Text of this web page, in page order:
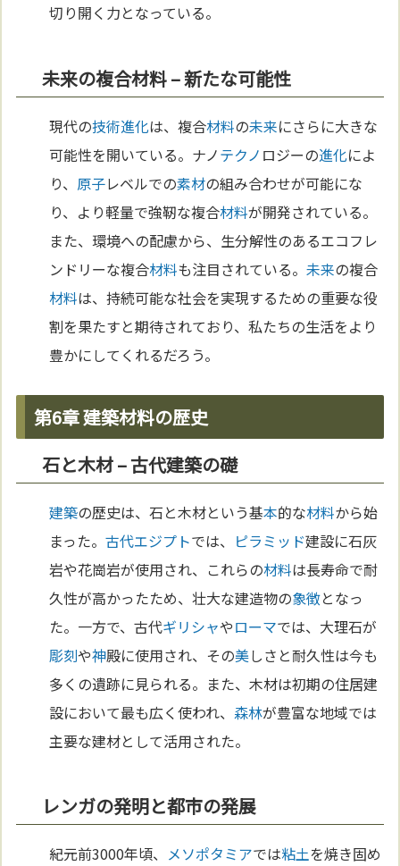
切り開く力となっている。
未来の複合材料 – 新たな可能性
現代の技術進化は、複合材料の未来にさらに大きな
可能性を開いている。ナノテクノ ロジーの進化によ
り、 原子レベルでの素材の組み合わせが可能にな
り、より軽量で強靭な複合材料が開発されている。
また、環境への配慮から、生分解性のあるエコフレ
ンドリーな複合材料も注目されている。未来の複合
材料は、持続可能な社会を実現するための重要な役
割を果たすと期待されており、私たちの生活をより
豊かにしてくれるだろう。
第6章 建築材料の歴史
石と木材 – 古代建築の礎
建築の歴史は、石と木材という基本的な材料から始
まった。古代エジプトでは、 ピラミッド建設に石灰
岩や花崗岩が使用され、これらの材料は長寿命で耐
久性が高かったため、壮大な建造物の象徴となっ
た。一方で、古代ギリシャやローマでは、大理石が
彫刻や神殿に使用され、その美しさと耐久性は今も
多くの遺跡に見られる。また、木材は初期の住居建
設において最も広く使われ、 森林が豊富な地域では
主要な建材として活用された。
レンガの発明と都市の発展
紀元前3000年頃、 メソポタミアでは粘土を焼き固め